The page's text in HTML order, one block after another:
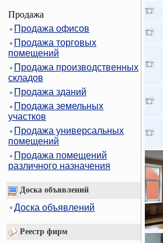
Продажа
Продажа офисов
Продажа торговых
помещений
Продажа производственных
складов
Продажа зданий
Продажа земельных
участков
Продажа универсальных
помещений
Продажа помещений
различного назначения
Доска объявлений
Доска объявлений
Реестр фирм